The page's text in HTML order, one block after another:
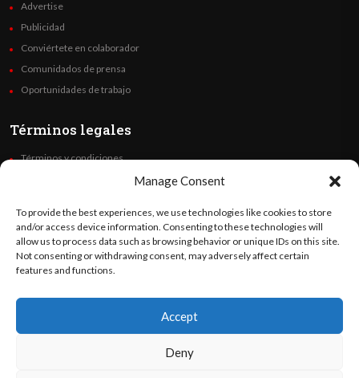
Manage Consent
To provide the best experiences, we use technologies like cookies to store
and/or access device information. Consenting to these technologies will
allow us to process data such as browsing behavior or unique IDs on this site.
Not consenting or withdrawing consent, may adversely affect certain
features and functions.
Accept
Deny
Advertise
Publicidad
Conviértete en colaborador
Comunidados de prensa
Oportunidades de trabajo
Términos legales
Términos y condiciones
Code of Ethics
Síguenos
©OratoWorld Media 2026. Todos los derechos reservados..